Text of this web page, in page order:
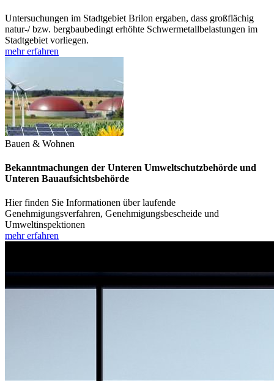
Untersuchungen im Stadtgebiet Brilon ergaben, dass großflächig
natur-/ bzw. bergbaubedingt erhöhte Schwermetallbelastungen im
Stadtgebiet vorliegen.
mehr erfahren
Bauen & Wohnen
Bekanntmachungen der Unteren Umweltschutzbehörde und
Unteren Bauaufsichtsbehörde
Hier finden Sie Informationen über laufende
Genehmigungsverfahren, Genehmigungsbescheide und
Umweltinspektionen
mehr erfahren